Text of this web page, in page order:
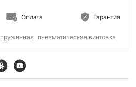
Оплата Гарантия
пружинная пневматическая винтовка